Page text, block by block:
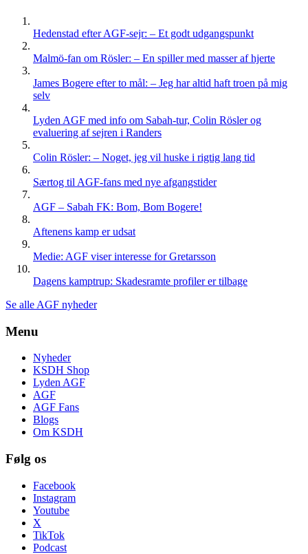
Hedenstad efter AGF-sejr: – Et godt udgangspunkt
Malmö-fan om Rösler: – En spiller med masser af hjerte
James Bogere efter to mål: – Jeg har altid haft troen på mig
selv
Lyden AGF med info om Sabah-tur, Colin Rösler og
evaluering af sejren i Randers
Colin Rösler: – Noget, jeg vil huske i rigtig lang tid
Særtog til AGF-fans med nye afgangstider
AGF – Sabah FK: Bom, Bom Bogere!
Aftenens kamp er udsat
Medie: AGF viser interesse for Gretarsson
Dagens kamptrup: Skadesramte profiler er tilbage
Se alle AGF nyheder
Menu
Nyheder
KSDH Shop
Lyden AGF
AGF
AGF Fans
Blogs
Om KSDH
Følg os
Facebook
Instagram
Youtube
X
TikTok
Podcast